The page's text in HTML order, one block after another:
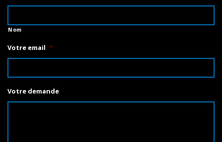
Nom
Votre email *
Votre demande